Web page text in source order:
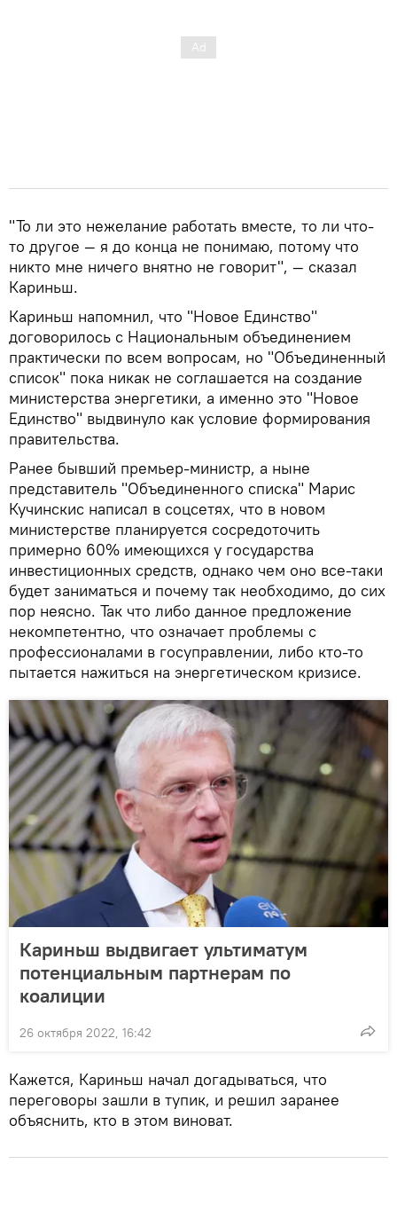
"То ли это нежелание работать вместе, то ли что-
то другое — я до конца не понимаю, потому что
никто мне ничего внятно не говорит", — сказал
Кариньш.
Кариньш напомнил, что "Новое Единство"
договорилось с Национальным объединением
практически по всем вопросам, но "Объединенный
список" пока никак не соглашается на создание
министерства энергетики, а именно это "Новое
Единство" выдвинуло как условие формирования
правительства.
Ранее бывший премьер-министр, а ныне
представитель "Объединенного списка" Марис
Кучинскис написал в соцсетях, что в новом
министерстве планируется сосредоточить
примерно 60% имеющихся у государства
инвестиционных средств, однако чем оно все-таки
будет заниматься и почему так необходимо, до сих
пор неясно. Так что либо данное предложение
некомпетентно, что означает проблемы с
профессионалами в госуправлении, либо кто-то
пытается нажиться на энергетическом кризисе.
Кариньш выдвигает ультиматум
потенциальным партнерам по
коалиции
26 октября 2022, 16:42
Кажется, Кариньш начал догадываться, что
переговоры зашли в тупик, и решил заранее
объяснить, кто в этом виноват.